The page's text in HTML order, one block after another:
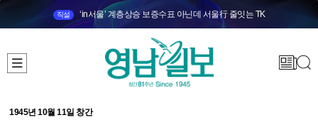
직설 ‘in서울’ 계층상승 보증수표 아닌데 서울行 줄잇는 TK
1945년 10월 11일 창간